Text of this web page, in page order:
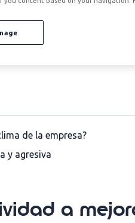
asertivo. Lograrlo hace
y agresiva
y, por eso,
pasivamente o su hábito
de la empresa?
y agresiva
a